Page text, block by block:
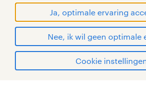
Ja, optimale ervaring
Nee, ik wil geen optimale
Cookie